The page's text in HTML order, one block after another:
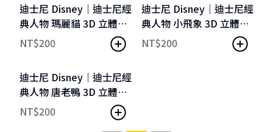
迪士尼 Disney｜迪士尼經
典人物 瑪麗貓 3D 立體造
型一卡通
NT$200
迪士尼 Disney｜迪士尼經
典人物 小飛象 3D 立體造
型一卡通
NT$200
迪士尼 Disney｜迪士尼經
典人物 唐老鴨 3D 立體造
型一卡通2
NT$200